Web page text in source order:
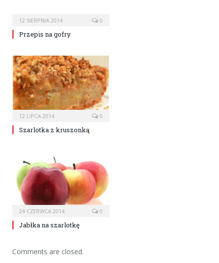
12 SIERPNIA 2014 0
Przepis na gofry
12 LIPCA 2014 0
Szarlotka z kruszonką
24 CZERWCA 2014 0
Jabłka na szarlotkę
Comments are closed.